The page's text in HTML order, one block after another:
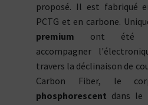
proposé. Il est fabriqué
PCTG et en carbone.
premium ont été
accompagner
travers la déclinaison de
Carbon Fiber, le
phosphorescent dans le